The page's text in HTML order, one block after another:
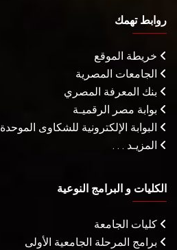
روابط تهمك
خريطة الموقع
الجامعات المصرية
بنك المعرفة المصري
بوابة مصر الرقميـة
البوابة الإلكترونية للشكاوى الموحدة
المزيـد . . .
الكليات و البرامج النوعية
كليات الجامعة
برامج المرحلة الجامعية الأولى